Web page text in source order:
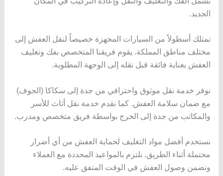
الجديد.
نمتلك أسطولاً من السيارات المجهزة خصيصاً لنقل العفش إلى
مختلف مناطق المملكة. يقوم فريقنا المتخصص بفك وتغليف
العفش بعناية فائقة قبل نقله إلى الوجهة المطلوبة.
نوفر خدمة نقل موثوق واحترافي من جدة إلى سكاكا (الجوف)
مع ضمان سلامة العفش. كما نقدم خدمة نقل أثاث للأسر
والمكاتب من جدة إلى الخرج بواسطة فريق متخصص ومدرب.
نستخدم أفضل مواد التغليف لحماية العفش من أي أضرار
محتملة أثناء الطريق. نلتزم بالمواعيد المحددة مع العملاء
ونضمن وصول العفش في الوقت المتفق عليه.